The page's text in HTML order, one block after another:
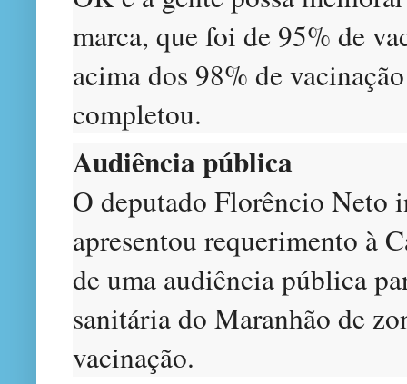
marca, que foi de 95% de
acima dos 98% de
completou.
Audiência pública
O deputado Florêncio Neto
apresentou requerimento à
de uma audiência pública
sanitária do Maranhão de
vacinação.